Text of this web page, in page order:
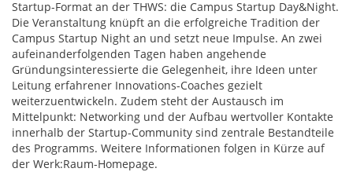
Startup-Format an der THWS: die Campus Startup Day&Night.
Die Veranstaltung knüpft an die erfolgreiche Tradition der
Campus Startup Night an und setzt neue Impulse. An zwei
aufeinanderfolgenden Tagen haben angehende
Gründungsinteressierte die Gelegenheit, ihre Ideen unter
Leitung erfahrener Innovations-Coaches gezielt
weiterzuentwickeln. Zudem steht der Austausch im
Mittelpunkt: Networking und der Aufbau wertvoller Kontakte
innerhalb der Startup-Community sind zentrale Bestandteile
des Programms. Weitere Informationen folgen in Kürze auf
der Werk:Raum-Homepage.